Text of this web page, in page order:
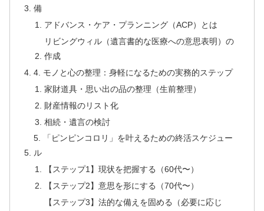
備
アドバンス・ケア・プランニング（ACP）とは
リビングウィル（遺言書的な医療への意思表明）の
作成
4. モノと心の整理：身軽になるための実務的ステップ
家財道具・思い出の品の整理（生前整理）
財産情報のリスト化
相続・遺言の検討
5. 「ピンピンコロリ」を叶えるための終活スケジュー
ル
【ステップ1】現状を把握する（60代〜）
【ステップ2】意思を形にする（70代〜）
【ステップ3】法的な備えを固める（必要に応じ